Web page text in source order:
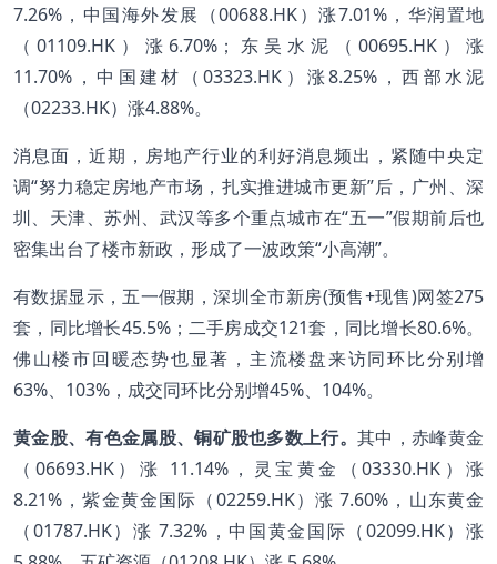
7.26%，中国海外发展（00688.HK）涨7.01%，华润置地
（01109.HK）涨6.70%；东吴水泥（00695.HK）涨
11.70%，中国建材（03323.HK）涨8.25%，西部水泥
（02233.HK）涨4.88%。
消息面，近期，房地产行业的利好消息频出，紧随中央定
调“努力稳定房地产市场，扎实推进城市更新”后，广州、深
圳、天津、苏州、武汉等多个重点城市在“五一”假期前后也
密集出台了楼市新政，形成了一波政策“小高潮”。
有数据显示，五一假期，深圳全市新房(预售+现售)网签275
套，同比增长45.5%；二手房成交121套，同比增长80.6%。
佛山楼市回暖态势也显著，主流楼盘来访同环比分别增
63%、103%，成交同环比分别增45%、104%。
黄金股、有色金属股、铜矿股也多数上行。其中，赤峰黄金
（06693.HK）涨 11.14%，灵宝黄金（03330.HK）涨
8.21%，紫金黄金国际（02259.HK）涨 7.60%，山东黄金
（01787.HK）涨 7.32%，中国黄金国际（02099.HK）涨